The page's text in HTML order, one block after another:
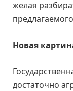
желая
Новая
достаточно